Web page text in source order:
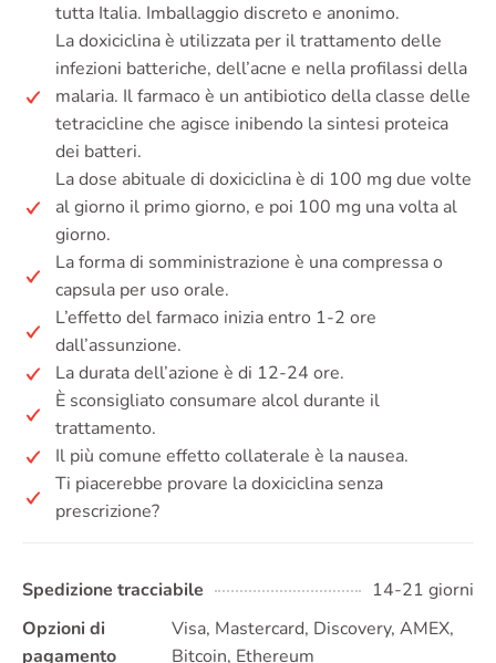
tutta Italia. Imballaggio discreto e anonimo.
La doxiciclina è utilizzata per il trattamento delle
infezioni batteriche, dell’acne e nella profilassi della
malaria. Il farmaco è un antibiotico della classe delle
tetracicline che agisce inibendo la sintesi proteica
dei batteri.
La dose abituale di doxiciclina è di 100 mg due volte
al giorno il primo giorno, e poi 100 mg una volta al
giorno.
La forma di somministrazione è una compressa o
capsula per uso orale.
L’effetto del farmaco inizia entro 1-2 ore
dall’assunzione.
La durata dell’azione è di 12-24 ore.
È sconsigliato consumare alcol durante il
trattamento.
Il più comune effetto collaterale è la nausea.
Ti piacerebbe provare la doxiciclina senza
prescrizione?
Spedizione tracciabile
14-21 giorni
Opzioni di
pagamento
Visa, Mastercard, Discovery, AMEX,
Bitcoin, Ethereum